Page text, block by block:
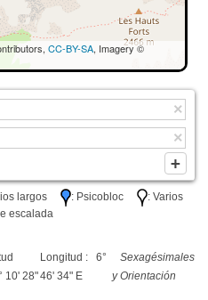
CC-BY-SA, Imagery ©
largos : Psicobloc
: Varios
escalada
10' 28"
Longitud : 6°
46' 34" E
Sexagésimales
y Orientación